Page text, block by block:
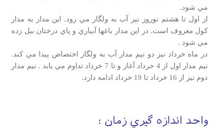
مي شود.
از اول تا هشتم نوروز نيز آب به ولگار مي رود. اين مدار به مدار
كول معروف است. در اين مدار باغها آبياري و پاي درختان بيل زده
مي شود .
در ماه خرداد نيز دو نيم مدار آب به ولگار اختصاص پيدا مي كند.
نيم مدار اول از 4 خرداد آغاز و تا 7 خرداد تداوم مي يابد . نيم مدار
دوم نيز از 16 خرداد تا 19 خرداد ادامه دارد.
واحد اندازه گيري زمان :